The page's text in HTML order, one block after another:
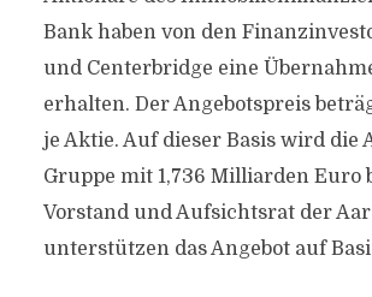
Bank haben von den
und Centerbridge eine
erhalten. Der Angebotspreis
je Aktie. Auf dieser Basis wird die
Gruppe mit 1,736 Milliarden Euro
Vorstand und Aufsichtsrat der
unterstützen das Angebot auf